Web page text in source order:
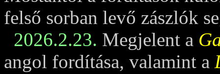
felső sorban levő zászlók
2026.2.23. Megjelent a
angol fordítása, valamint a